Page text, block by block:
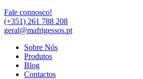
Fale connosco!
(+351) 261 788 208
geral@mafrigessos.pt
Sobre Nós
Produtos
Blog
Contactos